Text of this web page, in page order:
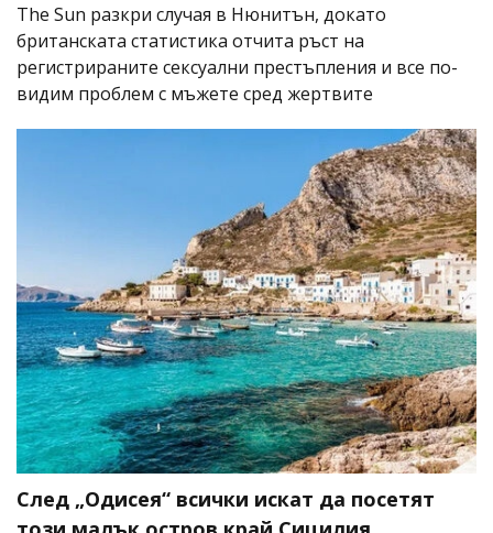
The Sun разкри случая в Нюнитън, докато
британската статистика отчита ръст на
регистрираните сексуални престъпления и все по-
видим проблем с мъжете сред жертвите
След „Одисея“ всички искат да посетят